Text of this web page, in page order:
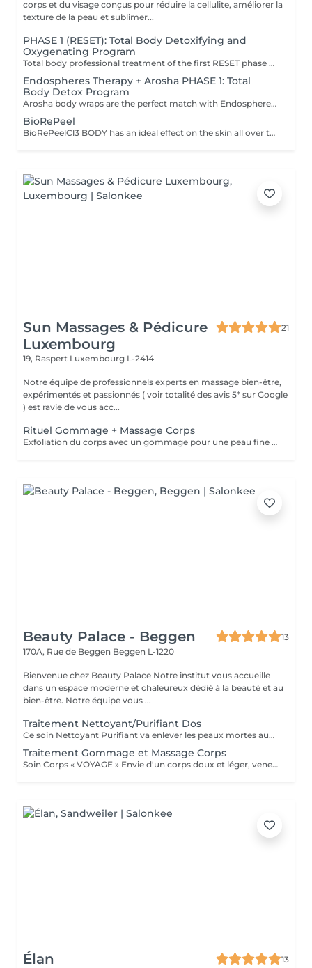
corps et du visage conçus pour réduire la cellulite, améliorer la
texture de la peau et sublimer...
PHASE 1 (RESET): Total Body Detoxifying and
Oxygenating Program
Total body professional treatment of the first RESET phase of Arosha method that exfoliates (removes) the epidermis, stimulates skin microcirculation and oxygenates the tissues, making the skin smooth, luminous and ready to receive next treatments. Recommended once in 3 months. Problems: Impure skin with imperfections Skin in need of regeneration Asphyxiated (deprived of oxygen) skin Bad microcirculation Effects: Removal of dead cells Deeply purified skin Smooth and uniform skin Reactivation of the skin microcirculation Tissue oxygenation To utilise effects of synergy and maximise the results, it is recommended to go through all three Arosha phases starting with RESET, continuing with RESTORE and completing with ATTACK.
Endospheres Therapy + Arosha PHASE 1: Total
Body Detox Program
Arosha body wraps are the perfect match with Endospheres Therapy as they complement their lymphatic drainage and skin toning effects, enhancing overall results by further reducing cellulite, firming the skin, and boosting circulation. Together, they provide a comprehensive approach to body contouring and skin rejuvenation. Service includes: - 30 min of Endospheres Therapy, selected zones - 75 minutes of Arosha Treatment, Total Body Detoxifying and Oxygenating Program Arosha Detox: Total body professional treatment of the first RESET phase of Arosha method that exfoliates the epidermis, stimulates skin microcirculation and oxygenates the tissues, making the skin smooth, luminous and ready to receive RESTORE and ATTACK treatments.
BioRePeel
BioRePeelCl3 BODY has an ideal effect on the skin all over the body, removing fine wrinkles, dead skin cells, acne and superficial scars. The peeling is only applied externally and does not require an injection. The BioRePeelCl3 BODY is packed with all the nutrients and care substances needed for extensive treatment of the skin on various parts of the body. Whether back, legs, buttocks, knees, elbows or feet, all parts of the body receive extensive regeneration and revitalization with this effective peeling product. After just 4 to 6 sessions, BioRePeel BODY improves the skin, leaving it nourished and youthful, so that it can shine with a new freshness. Why BioRePeelCl3 BODY is the perfect exfoliator BioRePeelCl3 BODY is a revitalizing peeling with a bio-stimulating effect that improves the appearance of the skin in several ways. This product from the manufacturer CMED Aesthetics combats acne as well as annoying blackheads and superficial scars, resulting in a well-groomed and sustainably healthy appearance of the skin. BioRePeel also protects the skin on various parts of the body from harmful environmental influences such as UV rays or the effects of skin ageing. In addition, this peeling has a moisturizing function, which makes the skin feel relaxed and gives it a lasting beautiful appearance. BioRePeelCl3 Body is the perfect product for extensive regeneration and revitalization of the skin. This is achieved with the help of various acids and other effective ingredients, such as trichloroacetic acid, tartaric acid or proline. By choosing this product, after just a few topical applications, you will achieve long-lasting revitalized and clarified skin that is not only free of any dryness, fine lines and other imperfections, but also feels fresh and youthful. The price of the session depends on treatment area and amount of peeling required and will be between EUR 110 - EUR 220 (excluding full body). Indicative amount of peeling: 6 ml for the back, 3 ml for the shoulders, 4 ml for the buttocks, 5 ml for the legs, 2 ml for the knees, 1 ml for the elbows, 2 ml for the hands and 3 ml for the feet.
Sun Massages & Pédicure
Luxembourg
21
19, Raspert Luxembourg L-2414
Notre équipe de professionnels experts en massage bien-être,
expérimentés et passionnés ( voir totalité des avis 5* sur Google
) est ravie de vous acc...
Rituel Gommage + Massage Corps
Exfoliation du corps avec un gommage pour une peau fine et éclatante. Le gommage élimine les cellules mortes et les rugosités. Pour un bronzage uniforme et durable, ce soin est recommandé avant et après les expositions au soleil mais aussi en toutes saisons, pour une peau douce et souple toute l'année. Ce rituel comprend un gommage de 30 min + douche, suivi d'un massage bien-être corps d'1h ou 1h30, pour vous procurer une détente totale et de par son action hydratante laissera à votre peau un toucher satiné et velouté.
Beauty Palace - Beggen
13
170A, Rue de Beggen Beggen L-1220
Bienvenue chez Beauty Palace Notre institut vous accueille
dans un espace moderne et chaleureux dédié à la beauté et au
bien-être. Notre équipe vous ...
Traitement Nettoyant/Purifiant Dos
Ce soin Nettoyant Purifiant va enlever les peaux mortes aux niveau du dos, éliminer les impuretés, détendre les muscles avec un modelage relaxant et pour finir bien purifier les pores de la peau avec un masque "Boue" .
Traitement Gommage et Massage Corps
Soin Corps « VOYAGE » Envie d'un corps doux et léger, venez vous évader. Gommage et massage corps de 1h.
Élan
13